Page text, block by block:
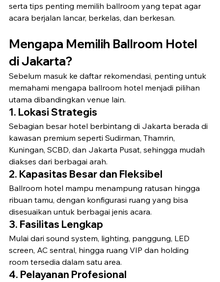
serta tips penting memilih ballroom yang tepat agar
acara berjalan lancar, berkelas, dan berkesan.
Mengapa Memilih Ballroom Hotel
di Jakarta?
Sebelum masuk ke daftar rekomendasi, penting untuk
memahami mengapa ballroom hotel menjadi pilihan
utama dibandingkan venue lain.
1. Lokasi Strategis
Sebagian besar hotel berbintang di Jakarta berada di
kawasan premium seperti Sudirman, Thamrin,
Kuningan, SCBD, dan Jakarta Pusat, sehingga mudah
diakses dari berbagai arah.
2. Kapasitas Besar dan Fleksibel
Ballroom hotel mampu menampung ratusan hingga
ribuan tamu, dengan konfigurasi ruang yang bisa
disesuaikan untuk berbagai jenis acara.
3. Fasilitas Lengkap
Mulai dari sound system, lighting, panggung, LED
screen, AC sentral, hingga ruang VIP dan holding
room tersedia dalam satu area.
4. Pelayanan Profesional